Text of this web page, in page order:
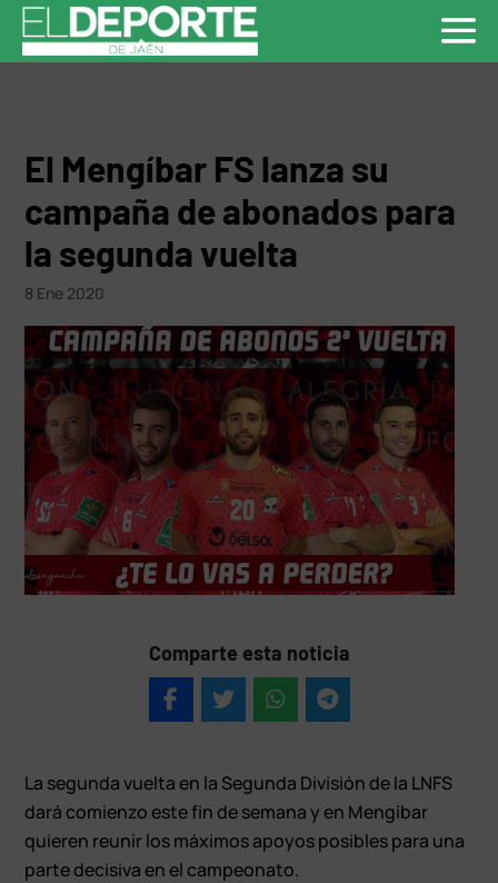
El Mengíbar FS lanza su
campaña de abonados para
la segunda vuelta
8 Ene 2020
Comparte esta noticia
La segunda vuelta en la Segunda División de la LNFS
dará comienzo este fin de semana y en Mengíbar
quieren reunir los máximos apoyos posibles para una
parte decisiva en el campeonato.